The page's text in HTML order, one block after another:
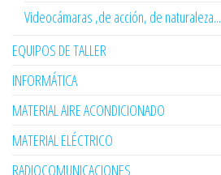
Videocámaras ,de acción, de naturaleza...
EQUIPOS DE TALLER
INFORMÁTICA
MATERIAL AIRE ACONDICIONADO
MATERIAL ELÉCTRICO
RADIOCOMUNICACIONES